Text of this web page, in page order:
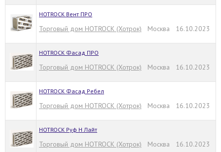
HOTROCK Вент ПРО
Торговый дом HOTROCK (Хотрок) Москва 16.10.2023
HOTROCK Фасад ПРО
Торговый дом HOTROCK (Хотрок) Москва 16.10.2023
HOTROCK Фасад Ребел
Торговый дом HOTROCK (Хотрок) Москва 16.10.2023
HOTROCK Руф Н Лайт
Торговый дом HOTROCK (Хотрок) Москва 16.10.2023